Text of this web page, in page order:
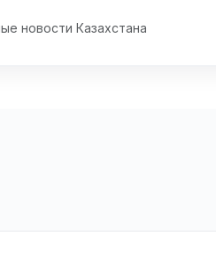
новости Казахстана